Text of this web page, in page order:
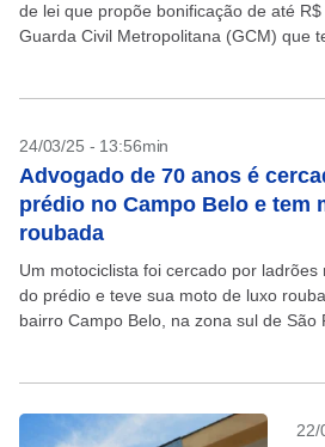
de lei que propõe bonificação de até
Guarda Civil Metropolitana (GCM) que
24/03/25 - 13:56min
Advogado de 70 anos é
prédio no Campo Belo e tem
roubada
Um motociclista foi cercado por
do prédio e teve sua moto de luxo
bairro Campo Belo, na zona sul de São
22/